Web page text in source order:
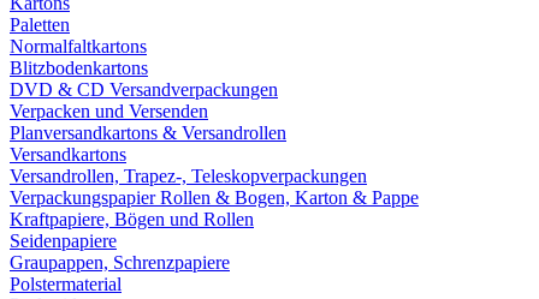
Paletten
Normalfaltkartons
Blitzbodenkartons
DVD & CD Versandverpackungen
Verpacken und Versenden
Planversandkartons & Versandrollen
Versandkartons
Versandrollen, Trapez-, Teleskopverpackungen
Verpackungspapier Rollen & Bogen, Karton & Pappe
Kraftpapiere, Bögen und Rollen
Seidenpapiere
Graupappen, Schrenzpapiere
Polstermaterial